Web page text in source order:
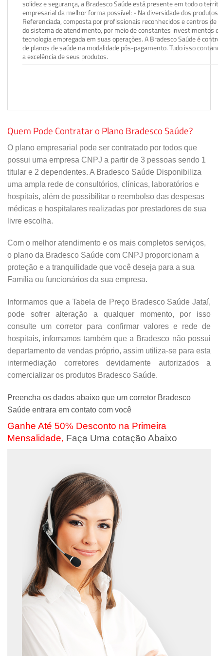
solidez e segurança, a Bradesco Saúde está presente em todo o
empresarial da melhor forma possível: - Na diversidade dos
Referenciada, composta por profissionais reconhecidos e centros
do sistema de atendimento, por meio de constantes investimentos
tecnologia empregada em suas operações. A Bradesco Saúde é
de planos de saúde na modalidade pós-pagamento. Tudo isso
a excelência de seus produtos.
Quem Pode Contratar o Plano Bradesco Saúde?
O plano empresarial pode ser contratado por todos que
possui uma empresa CNPJ a partir de 3 pessoas sendo 1
titular e 2 dependentes. A Bradesco Saúde Disponibiliza
uma ampla rede de consultórios, clínicas, laboratórios e
hospitais, além de possibilitar o reembolso das despesas
médicas e hospitalares realizadas por prestadores de sua
livre escolha.
Com o melhor atendimento e os mais completos serviços,
o plano da Bradesco Saúde com CNPJ proporcionam a
proteção e a tranquilidade que você deseja para a sua
Família ou funcionários da sua empresa.
Informamos que a Tabela de Preço Bradesco Saúde Jataí,
pode sofrer alteração a qualquer momento, por isso
consulte um corretor para confirmar valores e rede de
hospitais, infomamos também que a Bradesco não possui
departamento de vendas próprio, assim utiliza-se para esta
intermediação corretores devidamente autorizados a
comercializar os produtos Bradesco Saúde.
Preencha os dados abaixo que um corretor Bradesco
Saúde entrara em contato com você
Ganhe Até 50% Desconto na Primeira
Mensalidade, Faça Uma cotação Abaixo